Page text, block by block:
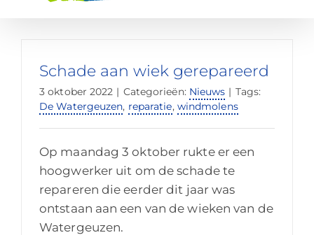
Schade aan wiek gerepareerd
3 oktober 2022 | Categorieën: Nieuws | Tags:
De Watergeuzen, reparatie, windmolens
Op maandag 3 oktober rukte er een
hoogwerker uit om de schade te
repareren die eerder dit jaar was
ontstaan aan een van de wieken van de
Watergeuzen.